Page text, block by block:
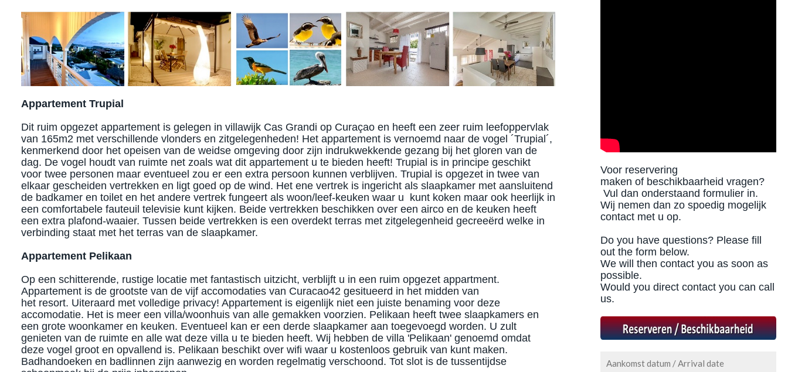
Appartement Trupial​
Dit ruim opgezet appartement is gelegen in villawijk Cas Grandi op Curaçao en heeft een zeer ruim leefoppervlak
van 165m2 met verschillende vlonders en zitgelegenheden! Het appartement is vernoemd naar de vogel ´Trupial´,
kenmerkend door het opeisen van de weidse omgeving door zijn indrukwekkende gezang bij het gloren van de
dag. De vogel houdt van ruimte net zoals wat dit appartement u te bieden heeft! Trupial is in principe geschikt
voor twee personen maar eventueel zou er een extra persoon kunnen verblijven. Trupial is opgezet in twee van
elkaar gescheiden vertrekken en ligt goed op de wind. Het ene vertrek is ingericht als slaapkamer met aansluitend
de badkamer en toilet en het andere vertrek fungeert als woon/leef-keuken waar u kunt koken maar ook heerlijk in
een comfortabele fauteuil televisie kunt kijken. Beide vertrekken beschikken over een airco en de keuken heeft
een extra plafond-waaier. Tussen beide vertrekken is een overdekt terras met zitgelegenheid gecreeërd welke in
verbinding staat met het terras van de slaapkamer.
Appartement Pelikaan
Op een schitterende, rustige locatie met fantastisch uitzicht, verblijft u in een ruim opgezet appartment.
Appartement is de grootste van de vijf accomodaties van Curacao42 gesitueerd in het midden van
het resort. Uiteraard met volledige privacy! Appartement is eigenlijk niet een juiste benaming voor deze
accomodatie. Het is meer een villa/woonhuis van alle gemakken voorzien. Pelikaan heeft twee slaapkamers en
een grote woonkamer en keuken. Eventueel kan er een derde slaapkamer aan toegevoegd worden. U zult
genieten van de ruimte en alle wat deze villa u te bieden heeft. Wij hebben de villa 'Pelikaan' genoemd omdat
deze vogel groot en opvallend is. Pelikaan beschikt over wifi waar u kostenloos gebruik van kunt maken.
Badhandoeken en badlinnen zijn aanwezig en worden regelmatig verschoond. Tot slot is de tussentijdse
Voor reservering
maken of beschikbaarheid vragen?
Vul dan onderstaand formulier in.
Wij nemen dan zo spoedig mogelijk
contact met u op.
Do you have questions? Please fill
out the form below.
We will then contact you as soon as
possible.
Would you direct contact you can call
us.